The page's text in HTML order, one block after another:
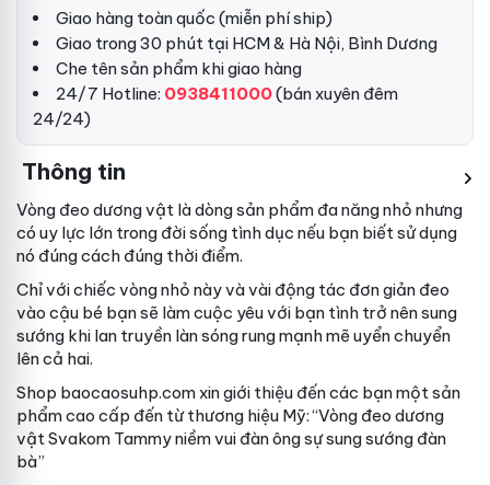
Giao hàng toàn quốc (miễn phí ship)
Giao trong 30 phút tại HCM & Hà Nội, Bình Dương
Che tên sản phẩm khi giao hàng
24/7 Hotline: 0938411000(bán xuyên đêm
24/24)
Thông tin
Vòng đeo dương vật là dòng sản phẩm đa năng nhỏ nhưng
có uy lực lớn trong đời sống tình dục nếu bạn biết sử dụng
nó đúng cách đúng thời điểm.
Chỉ với chiếc vòng nhỏ này và vài động tác đơn giản đeo
vào cậu bé bạn sẽ làm cuộc yêu với bạn tình trở nên sung
sướng khi lan truyền làn sóng rung mạnh mẽ uyển chuyển
lên cả hai.
Shop baocaosuhp.com xin giới thiệu đến các bạn một sản
phẩm cao cấp đến từ thương hiệu Mỹ: “Vòng đeo dương
vật Svakom Tammy niềm vui đàn ông sự sung sướng đàn
bà”